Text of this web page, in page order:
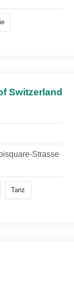
Switzerland
Strasse
Tanz